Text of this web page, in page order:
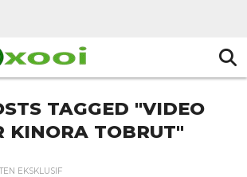
TAGGED "VIDEO
KINORA TOBRUT"
EKSKLUSIF